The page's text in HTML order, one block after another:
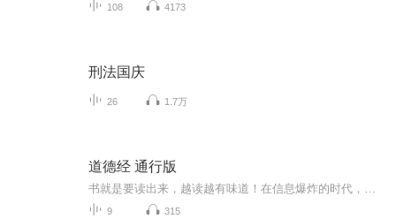
108 4173
刑法国庆
26 1.7万
道德经 通行版
9 315